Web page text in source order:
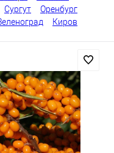
Сургут
Оренбург
Киров